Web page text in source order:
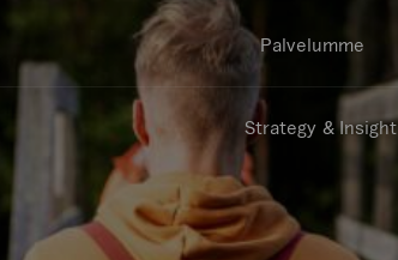
Palvelumme
Strategy & Insight